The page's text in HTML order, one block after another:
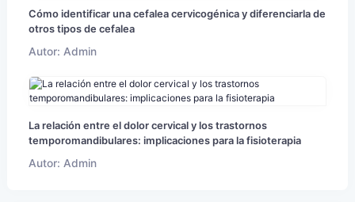
Cómo identificar una cefalea cervicogénica y diferenciarla de
otros tipos de cefalea
Autor: Admin
La relación entre el dolor cervical y los trastornos
temporomandibulares: implicaciones para la fisioterapia
Autor: Admin